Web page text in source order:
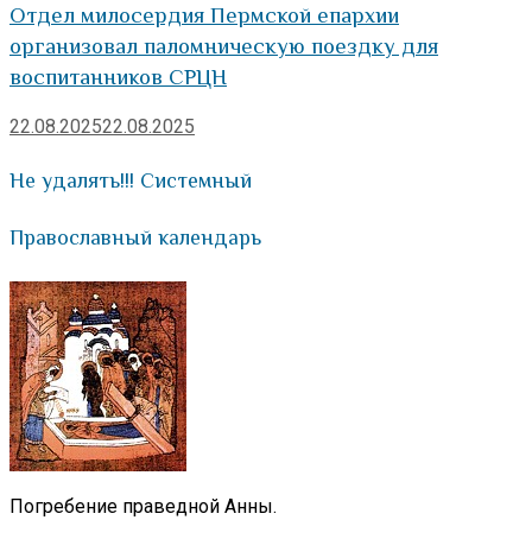
Отдел милосердия Пермской епархии
организовал паломническую поездку для
воспитанников СРЦН
22.08.202522.08.2025
Не удалять!!! Системный
Православный календарь
Погребение праведной Анны.